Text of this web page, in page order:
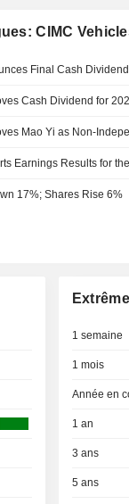
CIMC
Cash Dividend for
Mao Yi as Non-
17%; Shares Rise 6%
1 semaine
1 mois
Année en
1 an
3 ans
5 ans